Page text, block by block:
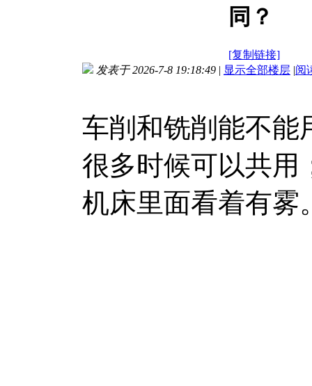
同？
[复制链接]
发表于 2026-7-8 19:18:49 | 显示全部楼层 |阅
车削和铣削能不能
很多时候可以共用
机床里面看着有雾